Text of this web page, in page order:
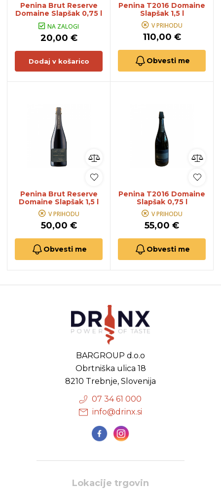
Penina Brut Reserve
Domaine Slapšak 0,75 l
NA ZALOGI
20,00 €
Dodaj v košarico
Penina T2016 Domaine
Slapšak 1,5 l
V PRIHODU
110,00 €
Obvesti me
Penina Brut Reserve
Domaine Slapšak 1,5 l
V PRIHODU
50,00 €
Obvesti me
Penina T2016 Domaine
Slapšak 0,75 l
V PRIHODU
55,00 €
Obvesti me
BARGROUP d.o.o
Obrtniška ulica 18
8210 Trebnje, Slovenija
07 34 61 000
info@drinx.si
Lokacije trgovin